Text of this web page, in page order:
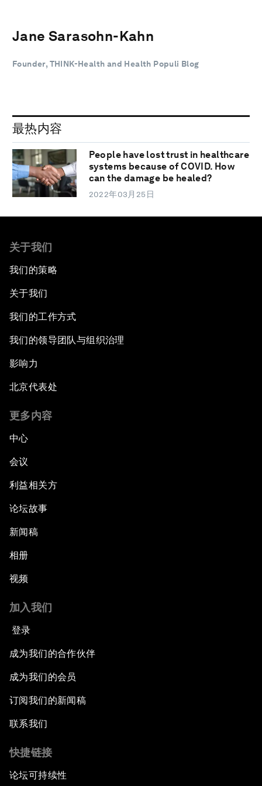
Jane Sarasohn-Kahn
Founder, THINK-Health and Health Populi Blog
最热内容
People have lost trust in healthcare
systems because of COVID. How
can the damage be healed?
2022年03月25日
关于我们
我们的策略
关于我们
我们的工作方式
我们的领导团队与组织治理
影响力
北京代表处
更多内容
中心
会议
利益相关方
论坛故事
新闻稿
相册
视频
加入我们
登录
成为我们的合作伙伴
成为我们的会员
订阅我们的新闻稿
联系我们
快捷链接
论坛可持续性